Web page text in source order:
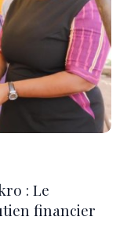
: Le
financier